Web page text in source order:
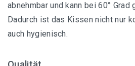
abnehmbar und kann bei 60° Grad
Dadurch ist das Kissen nicht nur
auch hygienisch.